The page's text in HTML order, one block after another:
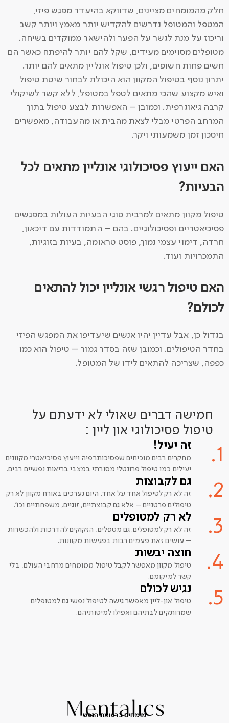
חלק מהמומחים מציינים, שדווקא בהיעדר מפגש פיזי,
המטפל והמטופל נדרשים להקדיש יותר מאמץ ויותר קשב
וריכוז על מנת לגשר על הפער ולהישאר ממוקדים בשיחה.
מטופלים מסוימים מעידים, שקל להם יותר להיפתח כאשר הם
חשים פחות חשופים, ולכן טיפול אונליין מתאים להם יותר.
יתרון נוסף בטיפול המקוון הוא היכולת לבחור שיטת טיפול
ואיש מקצוע שהכי מתאים לטפל במטופל, ללא קשר לשיקולי
קרבה גיאוגרפית. וכמובן – האפשרות לבצע טיפול בתוך
המרחב הפרטי מבלי לצאת מהבית או מהעבודה, מאפשרים
חיסכון זמן משמעותי ויקר.
האם ייעוץ פסיכולוגי אונליין מתאים לכל
הבעיות?
טיפול מקוון מתאים למרבית סוגי הבעיות העולות במפגשים
פסיכיאטריים ופסיכולוגיים. בהם – התמודדות עם דיכאון,
חרדה, דימוי עצמי נמוך, פוסט טראומה, בעיות בזוגיות,
התמכרויות ועוד.
האם טיפול רגשי אונליין יכול להתאים
לכולם?
בגדול כן, אבל עדיין יהיו אנשים שיעדיפו את המפגש הפיזי
בחדר הטיפולים. וכמובן שזה בסדר גמור – טיפול הוא כמו
כפפה, שצריכה להתאים לידו של המטופל.
חמישה דברים שאולי לא ידעתם על
טיפול פסיכולוגי און ליין :
1. זה יעיל!
מחקרים רבים מוכיחים שפסיכותרפיה וייעוץ פסיכיאטרי מקוונים
יעילים כמו טיפול פרונטלי מסורתי במצבי בריאות נפשיים רבים.
2. גם לקבוצות
זה לא רק לטיפול אחד על אחד. היום נערכים באורח מקוון לא רק
טיפולים פרטניים – אלא גם קבוצתיים, זוגיים, משפחתיים וכו'.
3. לא רק למטופלים
זה לא רק למטופלים. גם מטפלים, הזקוקים להדרכות ולהכשרות
– עושים זאת פעמים רבות בפגישות מקוונות.
4. חוצה יבשות
טיפול מקוון מאפשר לקבל טיפול ממומחים מרחבי העולם, בלי
קשר למיקומם.
5. נגיש לכולם
טיפול און-ליין מאפשר גישה לטיפול נפשי גם למטופלים
שמרותקים לבתיהם ואפילו למיטותיהם.
מומחים ברפואת הנפש